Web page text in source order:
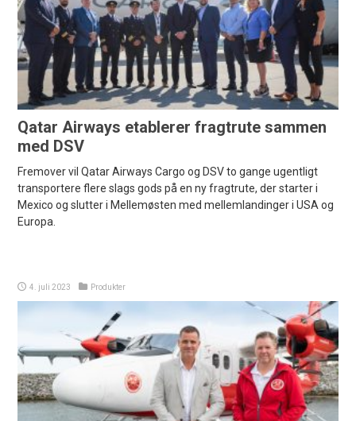
Qatar Airways etablerer fragtrute sammen
med DSV
Fremover vil Qatar Airways Cargo og DSV to gange ugentligt
transportere flere slags gods på en ny fragtrute, der starter i
Mexico og slutter i Mellemøsten med mellemlandinger i USA og
Europa.
4. juli 2023 Produkter